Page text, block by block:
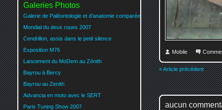
Mobile
« Article précédent
aucun
Galeries Photos
Galerie de Paléontologie et d'anatomie comparée
Mondial du deux roues 2007
Cendrillon, assis dans le petit silence
Exposition M76
Lancement du MoDem au Zénith
Bayrou à Bercy
Bayrou au Zenith
Advancia en moto avec le SERT
Paris Tuning Show 2007